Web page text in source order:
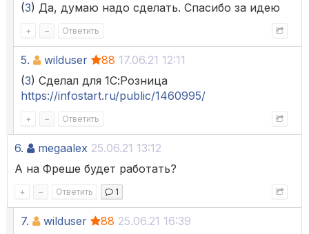
(3) Да, думаю надо сделать. Спасибо за идею
+ – Ответить
5. wilduser 88 17.06.21 12:11
(3) Сделал для 1С:Розница
https://infostart.ru/public/1460995/
+ – Ответить
6. megaalex 25.06.21 13:12
А на Фреше будет работать?
+ – Ответить 1
7. wilduser 88 25.06.21 16:39